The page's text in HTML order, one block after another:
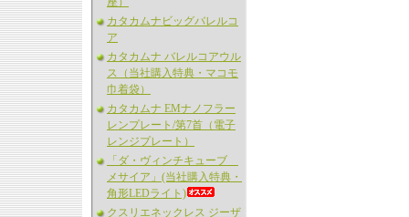
カタカムナビッグバレルコ
ア
カタカムナ バレルコアウル
ス（当社購入特典・マコモ
巾着袋）
カタカムナ EMナノフラー
レンプレート/第7首（電子
レンジプレート）
「ダ・ヴィンチキューブ
メサイア」(当社購入特典・
角形LEDライト)
クスリエネックレス ジーザ